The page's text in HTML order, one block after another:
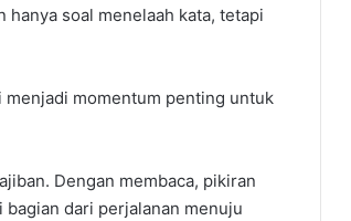
hanya soal menelaah kata, tetapi
menjadi momentum penting untuk
Dengan membaca, pikiran
dari perjalanan menuju